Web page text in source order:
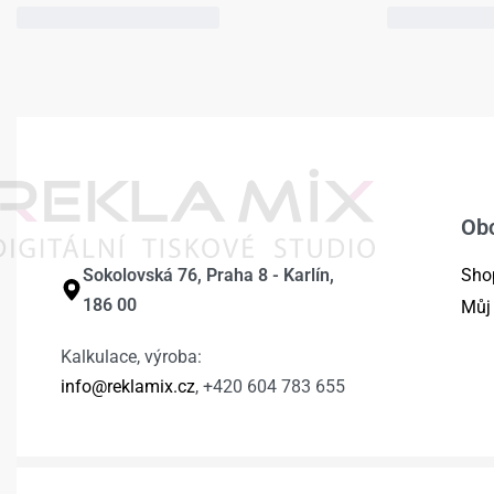
Sokolovská 76, Praha 8 - Karlín,
186 00
Kalkulace, výroba:
info@reklamix.cz, +420 604 783 655